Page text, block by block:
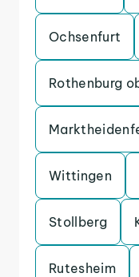
Ochsenfurt
Rothenburg
Wittingen
Stollberg
Rutesheim